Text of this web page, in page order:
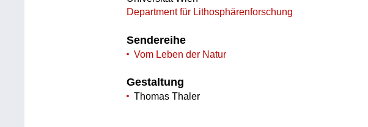
Department für Lithosphärenforschung
Sendereihe
Vom Leben der Natur
Gestaltung
Thomas Thaler